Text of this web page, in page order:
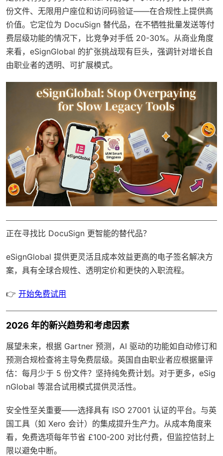
份文件、无限用户座位和访问码验证——在合规性上提供高
价值。它定位为 DocuSign 替代品，在不牺牲批量发送等付
费层级功能的情况下，比竞争对手低 20-30%。从商业角度
来看，eSignGlobal 的扩张挑战现有巨头，强调针对增长自
由职业者的透明、可扩展模式。
正在寻找比 DocuSign 更智能的替代品？
eSignGlobal 提供更灵活且成本效益更高的电子签名解决方
案，具有全球合规性、透明定价和更快的入职流程。
👉 开始免费试用
2026 年的新兴趋势和考虑因素
展望未来，根据 Gartner 预测，AI 驱动的功能如自动修订和
预测合规检查将主导免费层级。英国自由职业者应根据量评
估：每月少于 5 份文件？坚持纯免费计划。对于更多，eSig
nGlobal 等混合试用模式提供灵活性。
安全性至关重要——选择具有 ISO 27001 认证的平台。与英
国工具（如 Xero 会计）的集成提升生产力。从成本角度来
看，免费选项每年节省 £100-200 对比付费，但监控信封上
限以避免中断。